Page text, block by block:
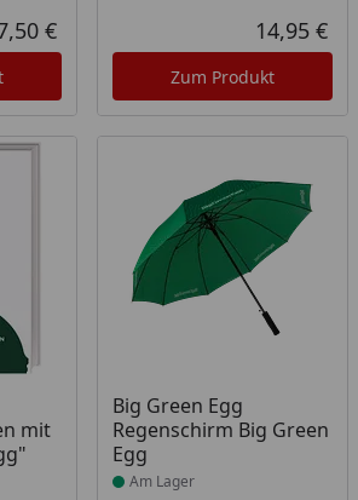
Aktueller Preis
€ 14,95 €
Zum Produkt
mit
Big Green Egg
Regenschirm Big Green
Egg
Produkt am Lager
Am Lager